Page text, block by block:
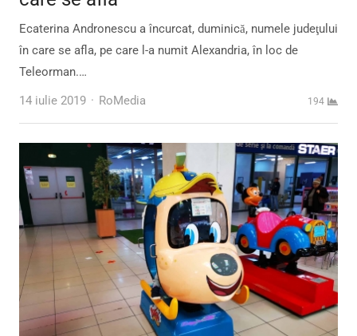
Ecaterina Andronescu a încurcat, duminică, numele judeţului
în care se afla, pe care l-a numit Alexandria, în loc de
Teleorman.…
14 iulie 2019
Author
RoMedia 194